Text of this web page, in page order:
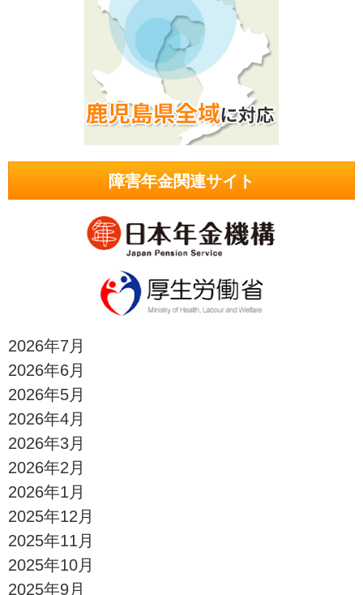
障害年金関連サイト
2026年7月
2026年6月
2026年5月
2026年4月
2026年3月
2026年2月
2026年1月
2025年12月
2025年11月
2025年10月
2025年9月